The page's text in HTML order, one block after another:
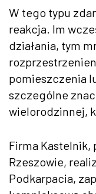
W tego typu
reakcja. Im
działania, tym
pomieszczenia
szczególne
wielorodzinnej,
Firma Kastelnik,
Rzeszowie,
Podkarpacia,